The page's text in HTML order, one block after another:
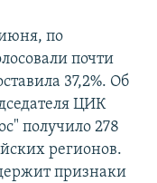
по
почти
37,2%. Об
ЦИК
получило 278
регионов.
признаки